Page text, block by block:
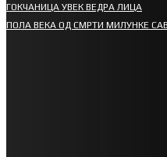
ГОКЧАНИЦА УВЕК ВЕДРА ЛИЦА
ПОЛА ВЕКА ОД СМРТИ МИЛУНКЕ